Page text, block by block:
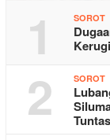
1 SOROT
2 SOROT
Tuntas